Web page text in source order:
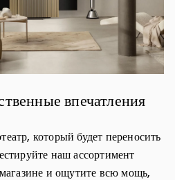
впечатления
который будет переносить
наш ассортимент
и ощутите всю мощь,